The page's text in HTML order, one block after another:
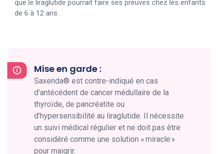
que le liraglutide pourrait faire ses preuves chez les enfants
de 6 à 12 ans.
Mise en garde :
Saxenda® est contre-indiqué en cas
d’antécédent de cancer médullaire de la
thyroïde, de pancréatite ou
d’hypersensibilité au liraglutide. Il nécessite
un suivi médical régulier et ne doit pas être
considéré comme une solution « miracle »
pour maigrir.